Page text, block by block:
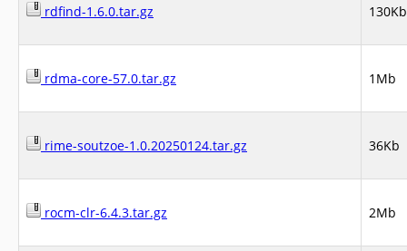
rdfind-1.6.0.tar.gz 130Kb
rdma-core-57.0.tar.gz 1Mb
rime-soutzoe-1.0.20250124.tar.gz 36Kb
rocm-clr-6.4.3.tar.gz 2Mb